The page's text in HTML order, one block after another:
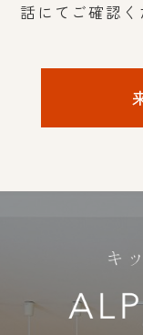
話にてご確認く